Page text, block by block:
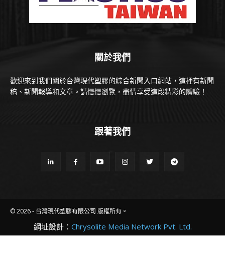
關於我們
歡迎來到我們關於台灣現代塑膠的綜合新聞入口網站，這裡有新聞
稿、新聞報導和文章。請慢慢瀏覽，盡情享受這段精彩的體驗！
跟著我們
© 2026 - 台灣現代塑膠有限公司 版權所有。
網址設計： Chrysolite Media Network Pvt. Ltd.